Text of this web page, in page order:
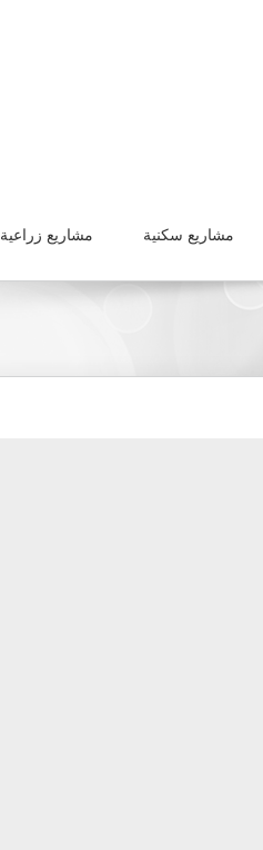
مشاريع سكنية مشاريع زراعية